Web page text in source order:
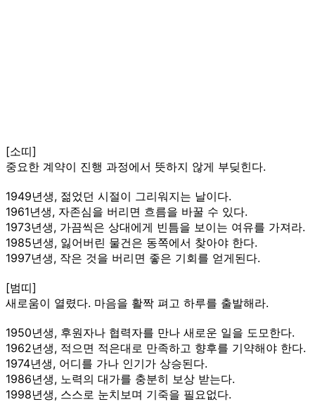
[소띠]
중요한 계약이 진행 과정에서 뜻하지 않게 부딪힌다.
1949년생, 젊었던 시절이 그리워지는 날이다.
1961년생, 자존심을 버리면 흐름을 바꿀 수 있다.
1973년생, 가끔씩은 상대에게 빈틈을 보이는 여유를 가져라.
1985년생, 잃어버린 물건은 동쪽에서 찾아야 한다.
1997년생, 작은 것을 버리면 좋은 기회를 얻게된다.
[범띠]
새로움이 열렸다. 마음을 활짝 펴고 하루를 출발해라.
1950년생, 후원자나 협력자를 만나 새로운 일을 도모한다.
1962년생, 적으면 적은대로 만족하고 향후를 기약해야 한다.
1974년생, 어디를 가나 인기가 상승된다.
1986년생, 노력의 대가를 충분히 보상 받는다.
1998년생, 스스로 눈치보며 기죽을 필요없다.